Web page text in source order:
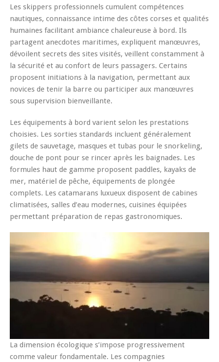
Les skippers professionnels cumulent compétences
nautiques, connaissance intime des côtes corses et qualités
humaines facilitant ambiance chaleureuse à bord. Ils
partagent anecdotes maritimes, expliquent manœuvres,
dévoilent secrets des sites visités, veillent constamment à
la sécurité et au confort de leurs passagers. Certains
proposent initiations à la navigation, permettant aux
novices de tenir la barre ou participer aux manœuvres
sous supervision bienveillante.
Les équipements à bord varient selon les prestations
choisies. Les sorties standards incluent généralement
gilets de sauvetage, masques et tubas pour le snorkeling,
douche de pont pour se rincer après les baignades. Les
formules haut de gamme proposent paddles, kayaks de
mer, matériel de pêche, équipements de plongée
complets. Les catamarans luxueux disposent de cabines
climatisées, salles d’eau modernes, cuisines équipées
permettant préparation de repas gastronomiques.
La dimension écologique s’impose progressivement
comme valeur fondamentale. Les compagnies